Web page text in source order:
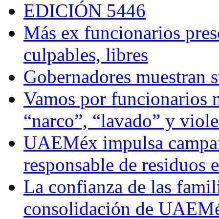
EDICIÓN 5446
Más ex funcionarios
culpables, libres
Gobernadores muestran
Vamos por funcionarios
“narco”, “lavado” y
UAEMéx impulsa
responsable de residuos
La confianza de las
consolidación de